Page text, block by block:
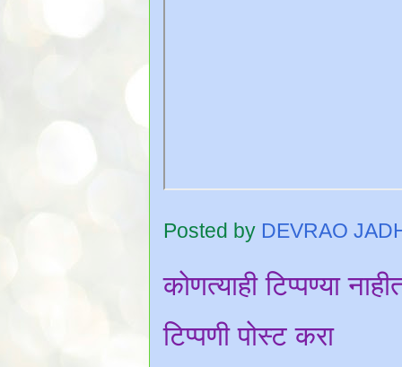
Posted by DEVRAO
कोणत्याही टिप्पण्‍या
टिप्पणी पोस्ट करा